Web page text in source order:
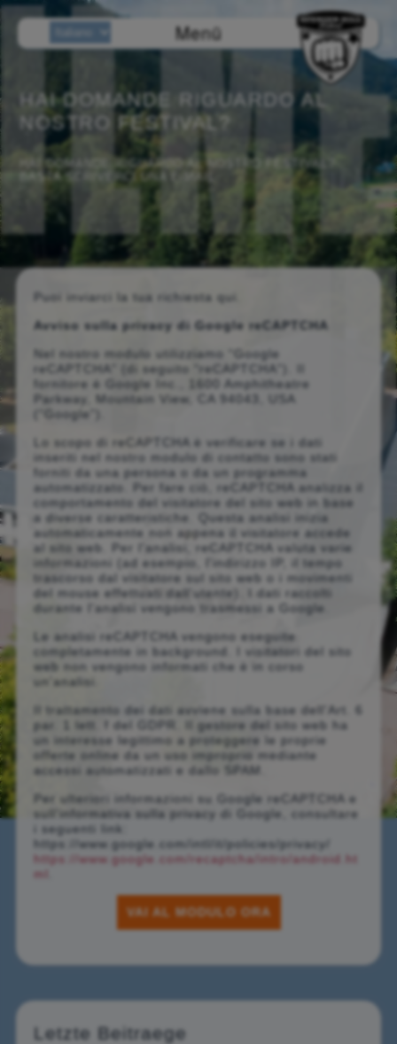
HAI DOMANDE RIGUARDO AL
NOSTRO FESTIVAL?
HAI DOMANDE RIGUARDO AL NOSTRO FESTIVAL?
BASTA SCRIVERCI UNA E-MAIL.
Menü
Puoi inviarci la tua richiesta qui.
Avviso sulla privacy di Google reCAPTCHA
Nel nostro modulo utilizziamo “Google
reCAPTCHA” (di seguito “reCAPTCHA”). Il
fornitore è Google Inc., 1600 Amphitheatre
Parkway, Mountain View, CA 94043, USA
(“Google”).
Lo scopo di reCAPTCHA è verificare se i dati
inseriti nel nostro modulo di contatto sono stati
forniti da una persona o da un programma
automatizzato. Per fare ciò, reCAPTCHA analizza il
comportamento del visitatore del sito web in base
a diverse caratteristiche. Questa analisi inizia
automaticamente non appena il visitatore accede
al sito web. Per l'analisi, reCAPTCHA valuta varie
informazioni (ad esempio, l'indirizzo IP, il tempo
trascorso dal visitatore sul sito web o i movimenti
del mouse effettuati dall'utente). I dati raccolti
durante l'analisi vengono trasmessi a Google.
Le analisi reCAPTCHA vengono eseguite
completamente in background. I visitatori del sito
web non vengono informati che è in corso
un'analisi.
Il trattamento dei dati avviene sulla base dell'Art. 6
par. 1 lett. f del GDPR. Il gestore del sito web ha
un interesse legittimo a proteggere le proprie
offerte online da un uso improprio mediante
accessi automatizzati e dallo SPAM.
Per ulteriori informazioni su Google reCAPTCHA e
sull'informativa sulla privacy di Google, consultare
i seguenti link:
https://www.google.com/intl/it/policies/privacy/
https://www.google.com/recaptcha/intro/android.ht
ml
VAI AL MODULO ORA
Letzte Beitraege